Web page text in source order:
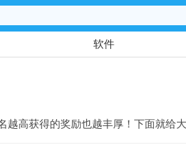
软件
越高获得的奖励也越丰厚！下面就给